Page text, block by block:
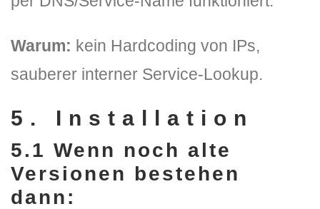
Warum: kein Hardcoding von IPs,
sauberer interner Service-Lookup.
5. Installation
5.1 Wenn noch alte
Versionen bestehen
dann: